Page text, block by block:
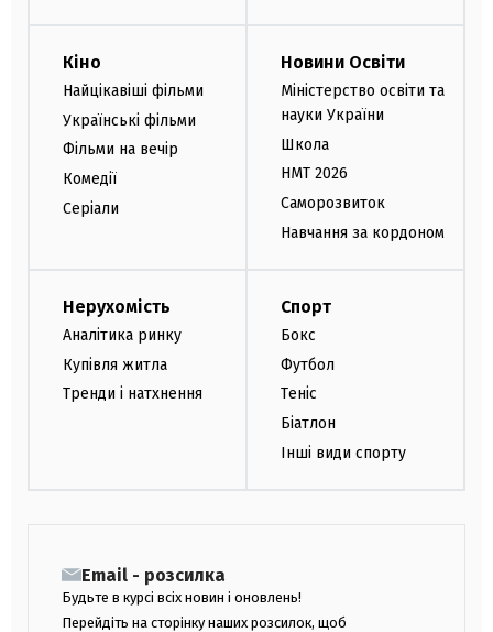
Кіно
Найцікавіші фільми
Українські фільми
Фільми на вечір
Комедії
Серіали
Новини Освіти
Міністерство освіти та
науки України
Школа
НМТ 2026
Саморозвиток
Навчання за кордоном
Нерухомість
Аналітика ринку
Купівля житла
Тренди і натхнення
Спорт
Бокс
Футбол
Теніс
Біатлон
Інші види спорту
Email - розсилка
Будьте в курсі всіх новин і оновлень!
Перейдіть на сторінку наших розсилок, щоб